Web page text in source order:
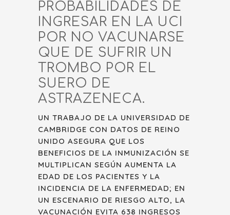
PROBABILIDADES DE
INGRESAR EN LA UCI
POR NO VACUNARSE
QUE DE SUFRIR UN
TROMBO POR EL
SUERO DE
ASTRAZENECA.
UN TRABAJO DE LA UNIVERSIDAD DE
CAMBRIDGE CON DATOS DE REINO
UNIDO ASEGURA QUE LOS
BENEFICIOS DE LA INMUNIZACIÓN SE
MULTIPLICAN SEGÚN AUMENTA LA
EDAD DE LOS PACIENTES Y LA
INCIDENCIA DE LA ENFERMEDAD; EN
UN ESCENARIO DE RIESGO ALTO, LA
VACUNACIÓN EVITA 638 INGRESOS